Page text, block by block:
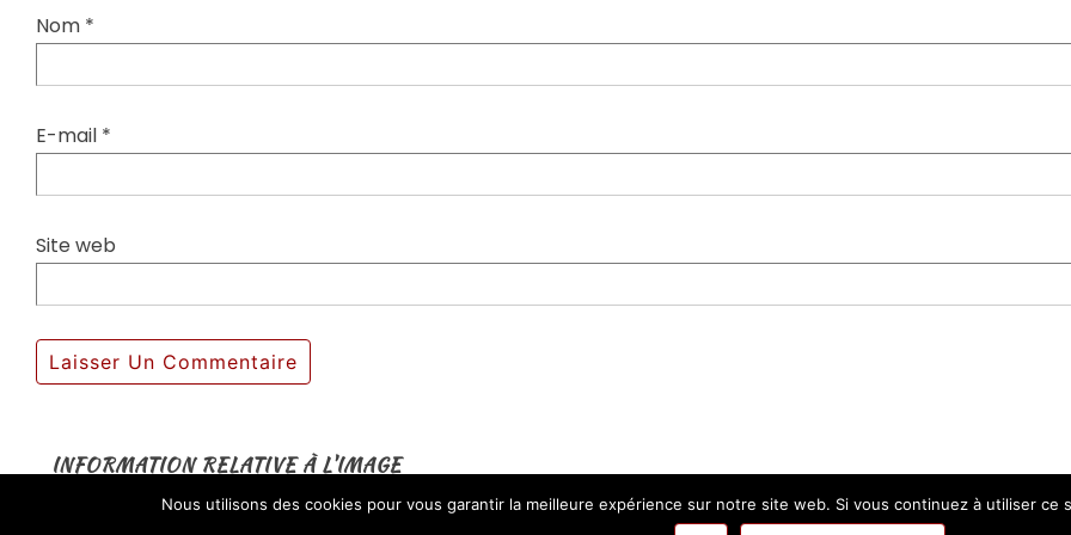
Nom *
E-mail *
Site web
INFORMATION RELATIVE À L'IMAGE
2560×1533pxOuverture : f/3.2
Nous utilisons des cookies pour vous garantir la meilleure expérience sur notre site web. Si vous continuez à utiliser